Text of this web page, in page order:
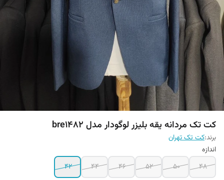
کت تک مردانه یقه بلیزر لوگودار مدل bre1482
برند:کت تک تهران
اندازه
48
50
52
46
44
42